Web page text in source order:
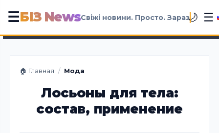
☰БІЗ NewsСвіжі новини. Просто. Зараз🌙 ☰
🏠 Главная / Мода
Лосьоны для тела:
состав, применение